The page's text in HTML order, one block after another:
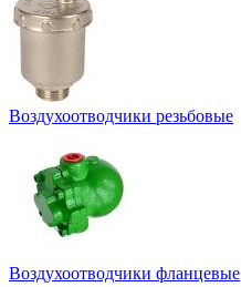
Воздухоотводчики резьбовые
Воздухоотводчики фланцевые